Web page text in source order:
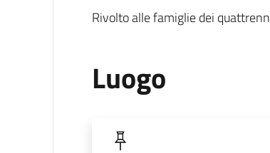
Rivolto alle famiglie dei
Luogo